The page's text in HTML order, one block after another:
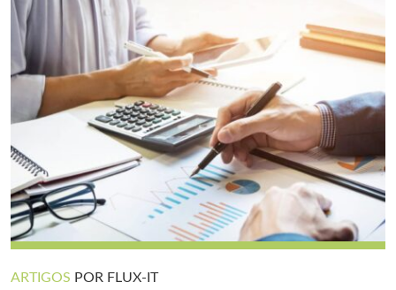
ARTIGOS POR FLUX-IT